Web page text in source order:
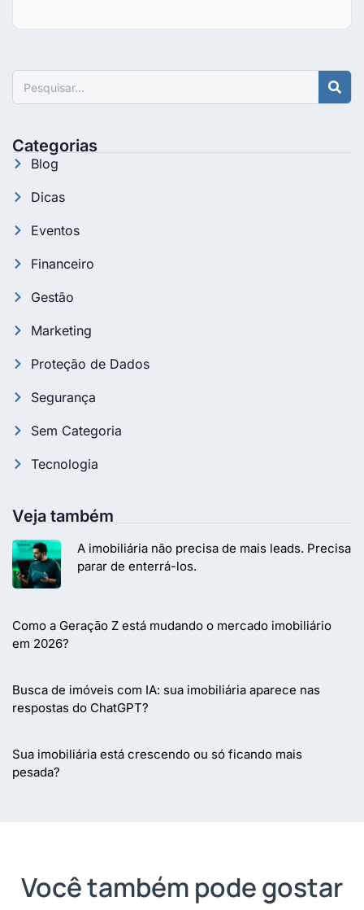
Pesquisar
Categorias
Blog
Dicas
Eventos
Financeiro
Gestão
Marketing
Proteção de Dados
Segurança
Sem Categoria
Tecnologia
Veja também
A imobiliária não precisa de mais leads. Precisa
parar de enterrá-los.
Como a Geração Z está mudando o mercado imobiliário
em 2026?
Busca de imóveis com IA: sua imobiliária aparece nas
respostas do ChatGPT?
Sua imobiliária está crescendo ou só ficando mais
pesada?
Você também pode gostar